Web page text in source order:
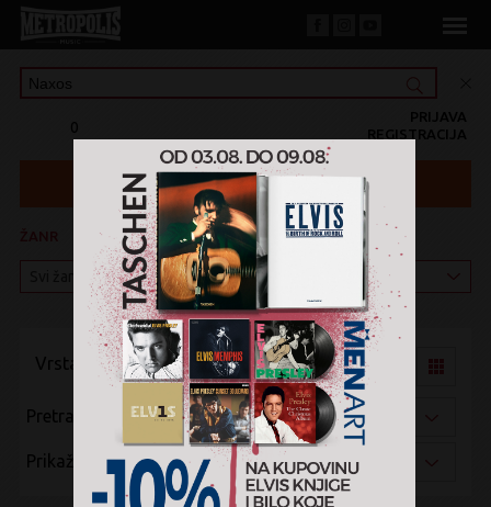
0 REGISTRACIJA
PRIJAVA
KATEGORIJA
Vrsta pregleda:
Pretraži po:
Prikaži po: